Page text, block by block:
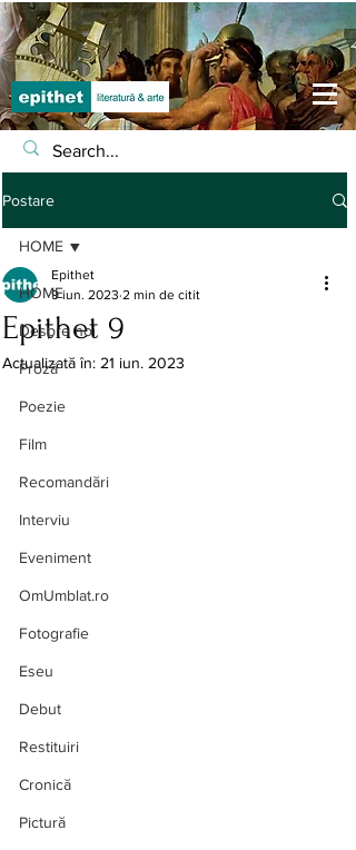
Postare
HOME
Despre noi
Proză
Poezie
Film
Recomandări
Interviu
Eveniment
OmUmblat.ro
Fotografie
Eseu
Debut
Restituiri
Cronică
Pictură
HOME
Epithet 9
Epithet
9 iun. 2023 2 min de citit
Actualizată în: 21 iun. 2023